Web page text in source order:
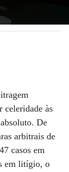
celeridade às
De
arbitrais de
casos em
em litígio, o